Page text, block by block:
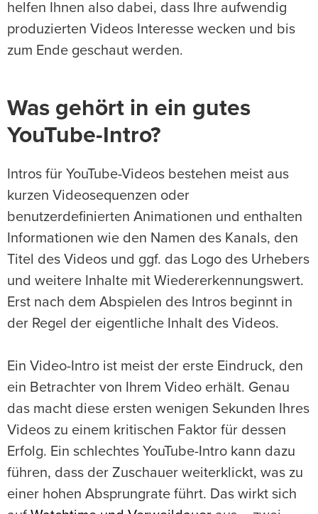
helfen Ihnen also dabei, dass Ihre aufwendig
produzierten Videos Interesse wecken und bis
zum Ende geschaut werden.
Was gehört in ein gutes
YouTube-Intro?
Intros für YouTube-Videos bestehen meist aus
kurzen Videosequenzen oder
benutzerdefinierten Animationen und enthalten
Informationen wie den Namen des Kanals, den
Titel des Videos und ggf. das Logo des Urhebers
und weitere Inhalte mit Wiedererkennungswert.
Erst nach dem Abspielen des Intros beginnt in
der Regel der eigentliche Inhalt des Videos.
Ein Video-Intro ist meist der erste Eindruck, den
ein Betrachter von Ihrem Video erhält. Genau
das macht diese ersten wenigen Sekunden Ihres
Videos zu einem kritischen Faktor für dessen
Erfolg. Ein schlechtes YouTube-Intro kann dazu
führen, dass der Zuschauer weiterklickt, was zu
einer hohen Absprungrate führt. Das wirkt sich